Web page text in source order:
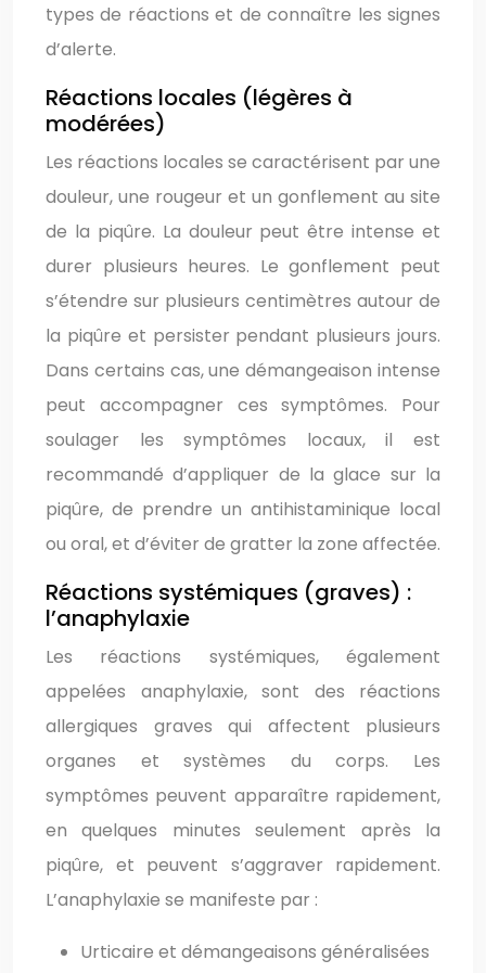
types de réactions et de connaître les signes
d’alerte.
Réactions locales (légères à
modérées)
Les réactions locales se caractérisent par une
douleur, une rougeur et un gonflement au site
de la piqûre. La douleur peut être intense et
durer plusieurs heures. Le gonflement peut
s’étendre sur plusieurs centimètres autour de
la piqûre et persister pendant plusieurs jours.
Dans certains cas, une démangeaison intense
peut accompagner ces symptômes. Pour
soulager les symptômes locaux, il est
recommandé d’appliquer de la glace sur la
piqûre, de prendre un antihistaminique local
ou oral, et d’éviter de gratter la zone affectée.
Réactions systémiques (graves) :
l’anaphylaxie
Les réactions systémiques, également
appelées anaphylaxie, sont des réactions
allergiques graves qui affectent plusieurs
organes et systèmes du corps. Les
symptômes peuvent apparaître rapidement,
en quelques minutes seulement après la
piqûre, et peuvent s’aggraver rapidement.
L’anaphylaxie se manifeste par :
Urticaire et démangeaisons généralisées